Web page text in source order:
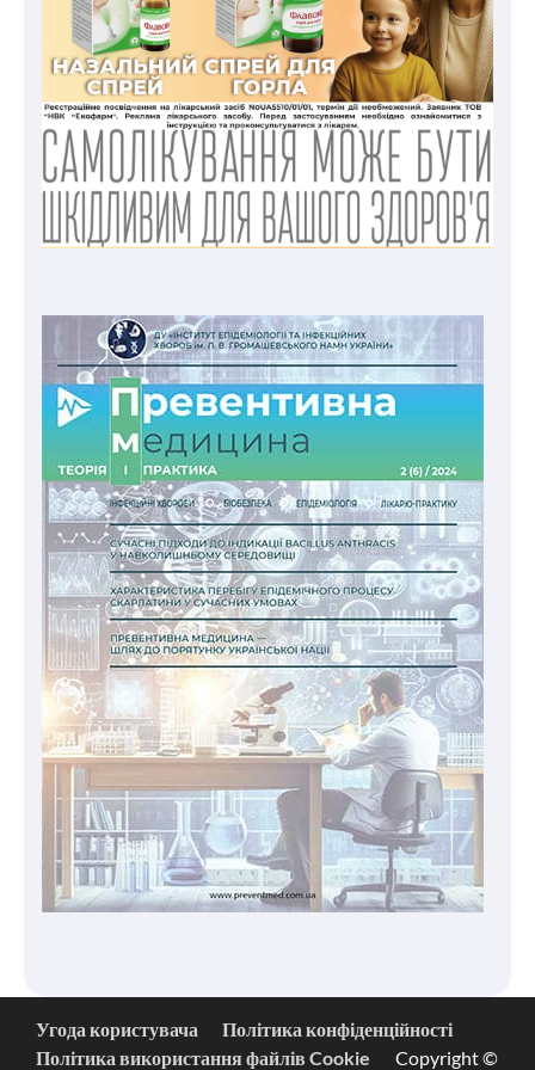
Угода користувача
Політика конфіденційності
Політика використання файлів Cookie
Copyright ©